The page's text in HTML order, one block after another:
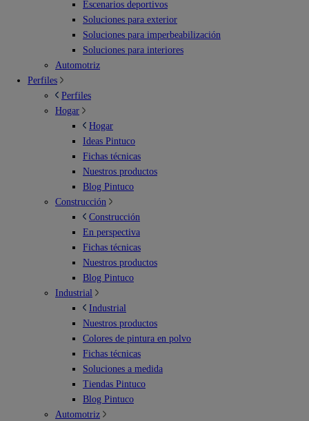
Escenarios deportivos
Soluciones para exterior
Soluciones para imperbeabilización
Soluciones para interiores
Automotriz
Perfiles
Perfiles
Hogar
Hogar
Ideas Pintuco
Fichas técnicas
Nuestros productos
Blog Pintuco
Construcción
Construcción
En perspectiva
Fichas técnicas
Nuestros productos
Blog Pintuco
Industrial
Industrial
Nuestros productos
Colores de pintura en polvo
Fichas técnicas
Soluciones a medida
Tiendas Pintuco
Blog Pintuco
Automotriz